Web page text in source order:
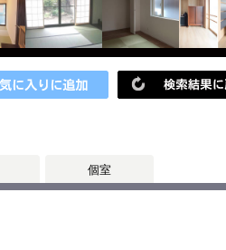
個室